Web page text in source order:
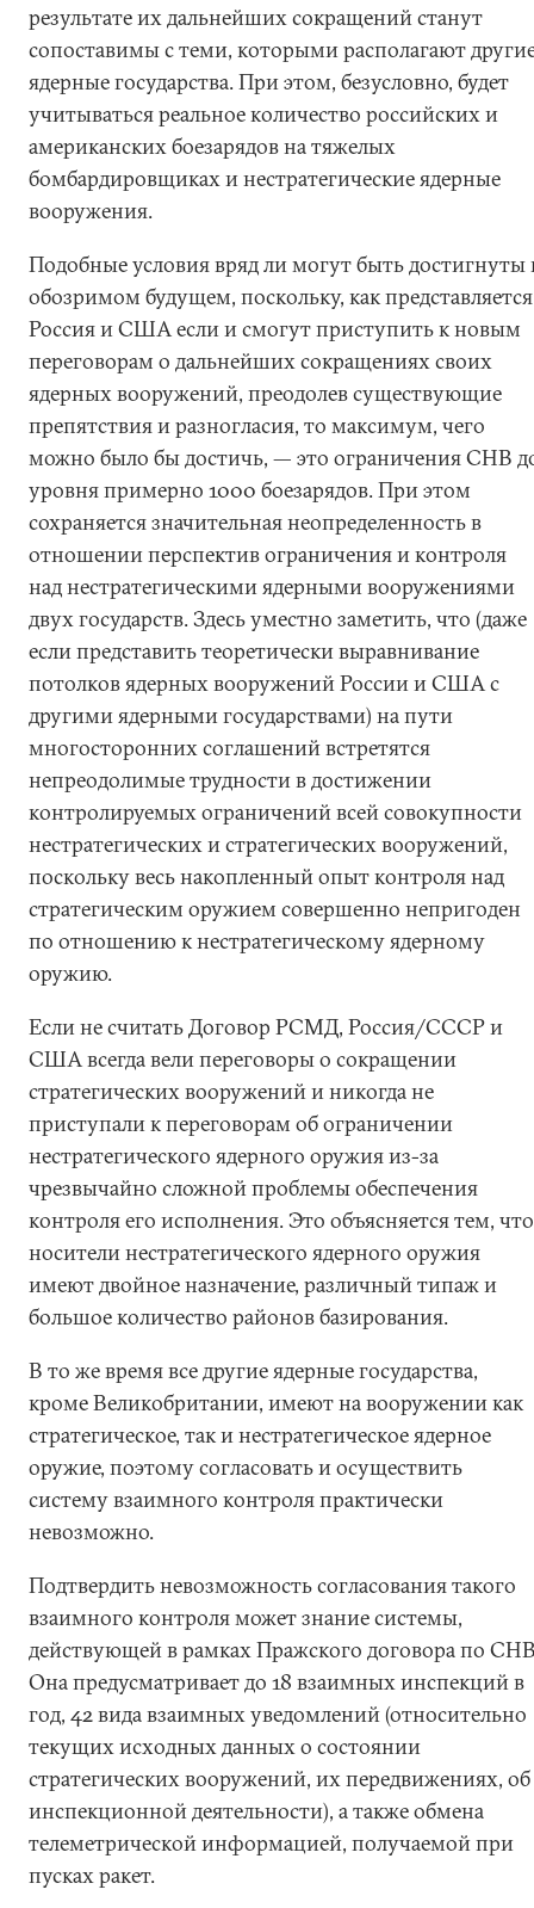
результате их дальнейших сокращений станут
сопоставимы с теми, которыми располагают
ядерные государства. При этом, безусловно, будет
учитываться реальное количество российских и
американских боезарядов на тяжелых
бомбардировщиках и нестратегические ядерные
вооружения.
Подобные условия вряд ли могут быть достигнуты
обозримом будущем, поскольку, как
Россия и США если и смогут приступить к новым
переговорам о дальнейших сокращениях своих
ядерных вооружений, преодолев существующие
препятствия и разногласия, то максимум, чего
можно было бы достичь, — это ограничения СНВ
уровня примерно 1000 боезарядов. При этом
сохраняется значительная неопределенность в
отношении перспектив ограничения и контроля
над нестратегическими ядерными вооружениями
двух государств. Здесь уместно заметить, что (даже
если представить теоретически выравнивание
потолков ядерных вооружений России и США с
другими ядерными государствами) на пути
многосторонних соглашений встретятся
непреодолимые трудности в достижении
контролируемых ограничений всей совокупности
нестратегических и стратегических вооружений,
поскольку весь накопленный опыт контроля над
стратегическим оружием совершенно непригоден
по отношению к нестратегическому ядерному
оружию.
Если не считать Договор РСМД, Россия/СССР и
США всегда вели переговоры о сокращении
стратегических вооружений и никогда не
приступали к переговорам об ограничении
нестратегического ядерного оружия из-за
чрезвычайно сложной проблемы обеспечения
контроля его исполнения. Это объясняется тем, что
носители нестратегического ядерного оружия
имеют двойное назначение, различный типаж и
большое количество районов базирования.
В то же время все другие ядерные государства,
кроме Великобритании, имеют на вооружении как
стратегическое, так и нестратегическое ядерное
оружие, поэтому согласовать и осуществить
систему взаимного контроля практически
невозможно.
Подтвердить невозможность согласования такого
взаимного контроля может знание системы,
действующей в рамках Пражского договора по
Она предусматривает до 18 взаимных инспекций в
год, 42 вида взаимных уведомлений (относительно
текущих исходных данных о состоянии
стратегических вооружений, их передвижениях, об
инспекционной деятельности), а также обмена
телеметрической информацией, получаемой при
пусках ракет.